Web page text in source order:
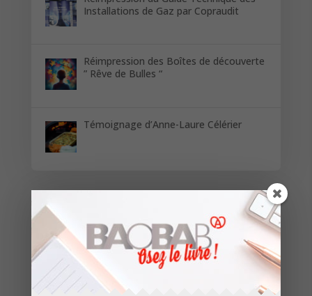
Installations de Gaz par Copraudit
Réimpression des Boîtes de découverte
” Rêve de Bulles “
Témoignage d’Anne-Laure Célérier
Restez informés